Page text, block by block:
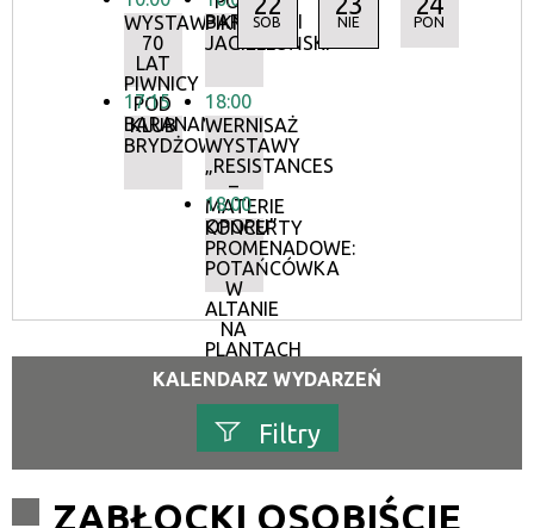
WYSTAWA:
70
LAT
PIWNICY
POD
BARANAMI
17:15
KLUB
BRYDŻOWY
BARANAMI
PIKNIK
JAGIELLOŃSKI
18:00
WERNISAŻ
WYSTAWY
„RESISTANCES
–
MATERIE
OPORU”
18:00
KONCERTY
PROMENADOWE:
POTAŃCÓWKA
W
ALTANIE
NA
PLANTACH
SOB NIE PON
KALENDARZ WYDARZEŃ
Filtry
ZABŁOCKI OSOBIŚCIE